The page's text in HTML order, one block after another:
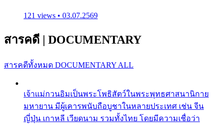
121 views • 03.07.2569
สารคดี | DOCUMENTARY
สารคดีทั้งหมด DOCUMENTARY ALL
เจ้าแม่กวนอิมเป็นพระโพธิสัตว์ในพระพุทธศาสนานิกาย
มหายาน มีผู้เคารพนับถือบูชาในหลายประเทศ เช่น จีน
ญี่ปุ่น เกาหลี เวียดนาม รวมทั้งไทย โดยมีความเชื่อว่า